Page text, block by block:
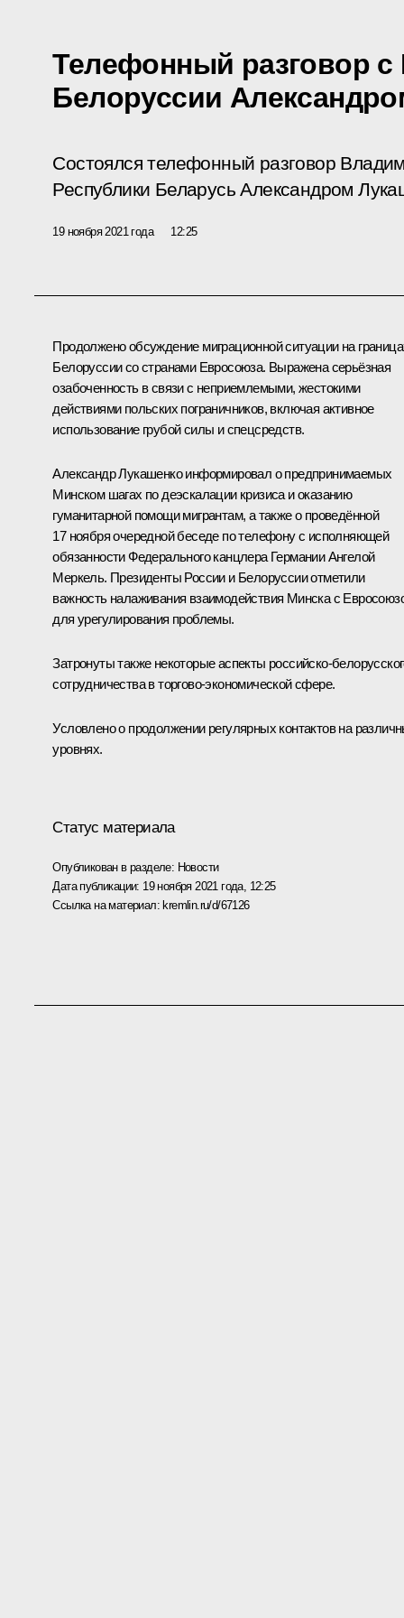
Телефонный разговор с
Белоруссии
Состоялся телефонный разговор
Республики Беларусь Александром
19 ноября 2021 года 12:25
Продолжено обсуждение миграционной ситуации на
Белоруссии со странами Евросоюза. Выражена серьёзная
озабоченность в связи с неприемлемыми, жестокими
действиями польских пограничников, включая активное
использование грубой силы и спецсредств.
Александр Лукашенкоинформировал о предпринимаемых
Минском шагах по деэскалации кризиса и оказанию
гуманитарной помощи мигрантам, а также о проведённой
17 ноября очередной беседе по телефону с исполняющей
обязанности Федерального канцлера ГерманииАнгелой
Меркель. Президенты России и Белоруссии отметили
важность налаживания взаимодействия Минска с
для урегулирования проблемы.
Затронуты также некоторые аспекты российско-
сотрудничества в торгово-экономической сфере.
Условлено о продолжении регулярных контактов на
уровнях.
Статус материала
Опубликован в разделе: Новости
Дата публикации: 19 ноября 2021 года, 12:25
Ссылка на материал: kremlin.ru/d/67126